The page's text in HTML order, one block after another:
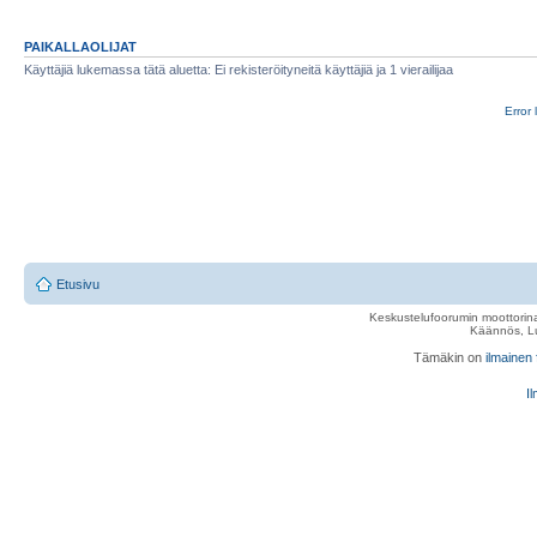
PAIKALLAOLIJAT
Käyttäjiä lukemassa tätä aluetta: Ei rekisteröityneitä käyttäjiä ja 1 vierailijaa
Error
Etusivu
Keskustelufoorumin
Käännös,
Tämäkin on ilmainen